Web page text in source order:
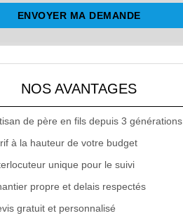
NOS AVANTAGES
de père en fils depuis 3 générations
à la hauteur de votre budget
unique pour le suivi
propre et delais respectés
gratuit et personnalisé